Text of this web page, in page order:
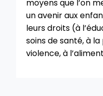
moyens que l’on
un avenir aux
leurs droits (à
soins de santé, à
violence, à